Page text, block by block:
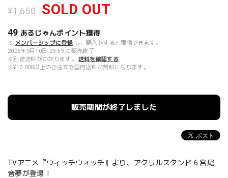
¥1,650 SOLD OUT
49 あるじゃんポイント獲得
※ メンバーシップに登録 し、購入をすると獲得できます。
2025年9月10日 23:59 に販売終了
※別途送料がかかります。
送料を確認する
※¥10,000以上のご注文で国内送料が無料になります。
販売期間が終了しました
TVアニメ『ウィッチウォッチ』より、アクリルスタンド 6.宮尾
音夢が登場！